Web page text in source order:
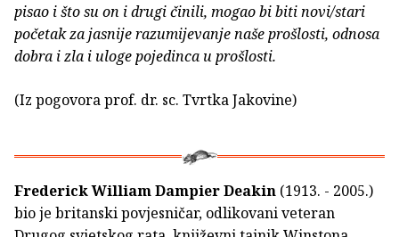
pisao i što su on i drugi činili, mogao bi biti novi/stari
početak za jasnije razumijevanje naše prošlosti, odnosa
dobra i zla i uloge pojedinca u prošlosti.
(Iz pogovora prof. dr. sc. Tvrtka Jakovine)
Frederick William Dampier Deakin (1913. - 2005.)
bio je britanski povjesničar, odlikovani veteran